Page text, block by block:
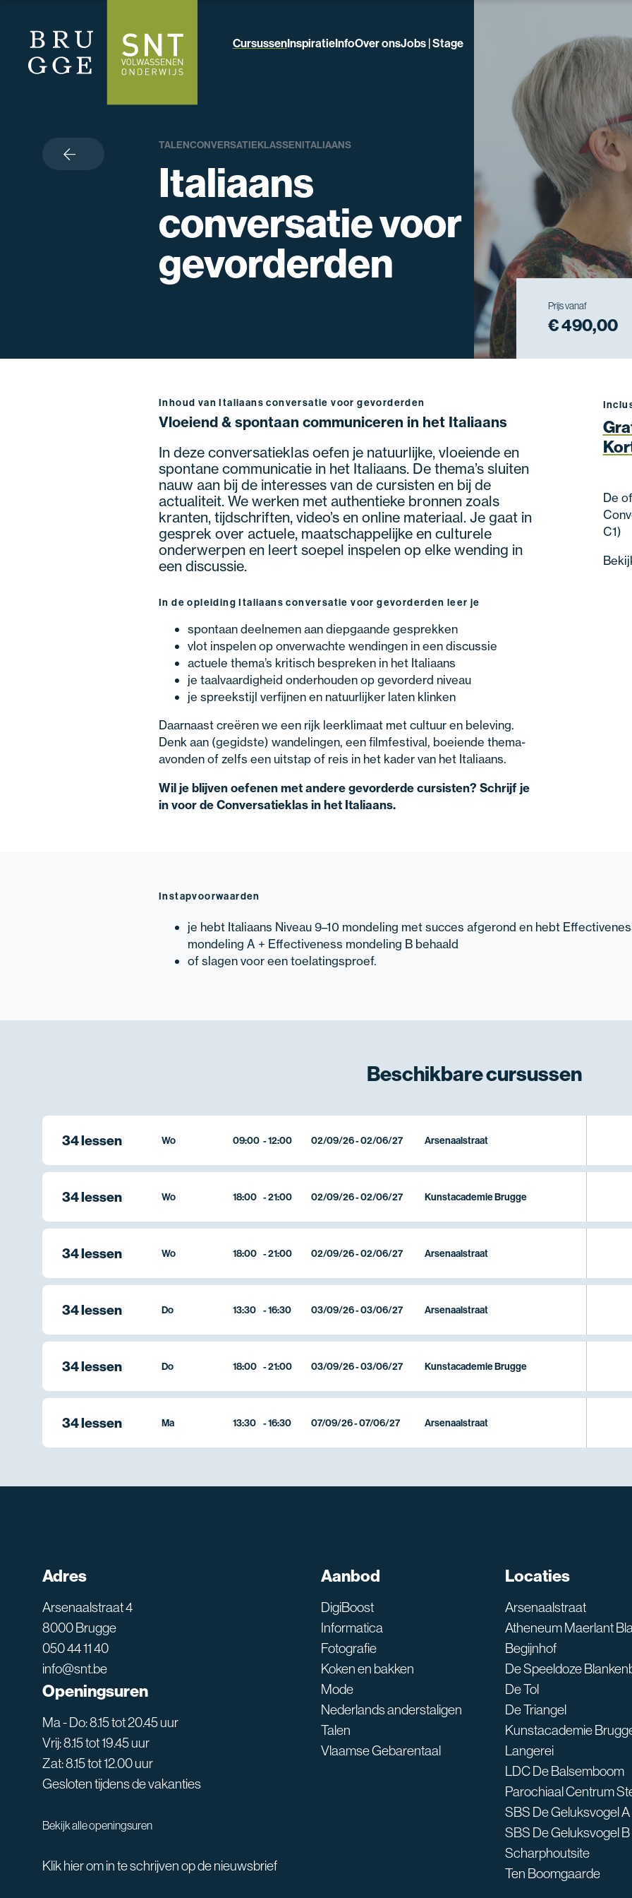
CursussenInspiratieInfoOver onsJobs | Stage
Prijs vanaf
€ 490,00
TALENCONVERSATIEKLASSENITALIAANS
Italiaans
conversatie voor
gevorderden
Inhoud van Italiaans conversatie voor gevorderden
Vloeiend & spontaan communiceren in het Italiaans
In deze conversatieklas oefen je natuurlijke, vloeiende en
spontane communicatie in het Italiaans. De thema’s sluiten
nauw aan bij de interesses van de cursisten en bij de
actualiteit. We werken met authentieke bronnen zoals
kranten, tijdschriften, video’s en online materiaal. Je gaat in
gesprek over actuele, maatschappelijke en culturele
onderwerpen en leert soepel inspelen op elke wending in
een discussie.
In de opleiding Italiaans conversatie voor gevorderden leer je
spontaan deelnemen aan diepgaande gesprekken
vlot inspelen op onverwachte wendingen in een discussie
actuele thema’s kritisch bespreken in het Italiaans
je taalvaardigheid onderhouden op gevorderd niveau
je spreekstijl verfijnen en natuurlijker laten klinken
Daarnaast creëren we een rijk leerklimaat met cultuur en beleving.
Denk aan (gegidste) wandelingen, een filmfestival, boeiende thema-
avonden of zelfs een uitstap of reis in het kader van het Italiaans.
Wil je blijven oefenen met andere gevorderde cursisten? Schrijf je
in voor de Conversatieklas in het Italiaans.
De
C1)
Instapvoorwaarden
je hebt Italiaans Niveau 9–10 mondeling met succes afgerond en hebt
mondeling A + Effectiveness mondeling B behaald
of slagen voor een toelatingsproef.
Beschikbarecursussen
34 lessen Wo 09:00 -12:00 02/09/26 - 02/06/27 Arsenaalstraat
34 lessen Wo 18:00 -21:00 02/09/26 - 02/06/27 Kunstacademie Brugge
34 lessen Wo 18:00 -21:00 02/09/26 - 02/06/27 Arsenaalstraat
34 lessen Do 13:30 -16:30 03/09/26 - 03/06/27 Arsenaalstraat
34 lessen Do 18:00 -21:00 03/09/26 - 03/06/27 Kunstacademie Brugge
34 lessen Ma 13:30 -16:30 07/09/26 - 07/06/27 Arsenaalstraat
Adres
Arsenaalstraat 4
8000 Brugge
050 44 11 40
info@snt.be
Openingsuren
Ma - Do: 8.15 tot 20.45 uur
Vrij: 8.15 tot 19.45 uur
Zat: 8.15 tot 12.00 uur
Gesloten tijdens de vakanties
Bekijk alle openingsuren
Klik hier om in te schrijven op de nieuwsbrief
Aanbod
DigiBoost
Informatica
Fotografie
Koken en bakken
Mode
Nederlands anderstaligen
Talen
Vlaamse Gebarentaal
Locaties
Arsenaalstraat
Atheneum Maerlant
Begijnhof
De Speeldoze
De Tol
De Triangel
Kunstacademie
Langerei
LDC De Balsemboom
Parochiaal Centrum
SBS De Geluksvogel A
SBS De Geluksvogel B
Scharphoutsite
Ten Boomgaarde
SNT assistent